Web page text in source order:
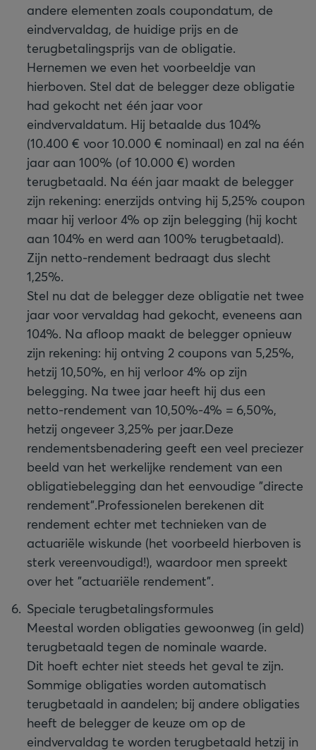
andere elementen zoals coupondatum, de
eindvervaldag, de huidige prijs en de
terugbetalingsprijs van de obligatie.
Hernemen we even het voorbeeldje van
hierboven. Stel dat de belegger deze obligatie
had gekocht net één jaar voor
eindvervaldatum. Hij betaalde dus 104%
(10.400 € voor 10.000 € nominaal) en zal na één
jaar aan 100% (of 10.000 €) worden
terugbetaald. Na één jaar maakt de belegger
zijn rekening: enerzijds ontving hij 5,25% coupon
maar hij verloor 4% op zijn belegging (hij kocht
aan 104% en werd aan 100% terugbetaald).
Zijn netto-rendement bedraagt dus slecht
1,25%.
Stel nu dat de belegger deze obligatie net twee
jaar voor vervaldag had gekocht, eveneens aan
104%. Na afloop maakt de belegger opnieuw
zijn rekening: hij ontving 2 coupons van 5,25%,
hetzij 10,50%, en hij verloor 4% op zijn
belegging. Na twee jaar heeft hij dus een
netto-rendement van 10,50%-4% = 6,50%,
hetzij ongeveer 3,25% per jaar.Deze
rendementsbenadering geeft een veel preciezer
beeld van het werkelijke rendement van een
obligatiebelegging dan het eenvoudige "directe
rendement".Professionelen berekenen dit
rendement echter met technieken van de
actuariële wiskunde (het voorbeeld hierboven is
sterk vereenvoudigd!), waardoor men spreekt
over het "actuariële rendement".
Speciale terugbetalingsformules
Meestal worden obligaties gewoonweg (in geld)
terugbetaald tegen de nominale waarde.
Dit hoeft echter niet steeds het geval te zijn.
Sommige obligaties worden automatisch
terugbetaald in aandelen; bij andere obligaties
heeft de belegger de keuze om op de
eindvervaldag te worden terugbetaald hetzij in